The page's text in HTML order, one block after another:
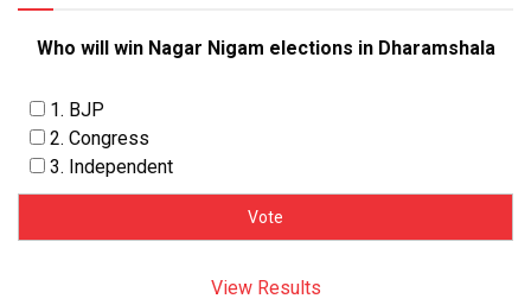
Who will win Nagar Nigam elections in Dharamshala
1. BJP
2. Congress
3. Independent
View Results